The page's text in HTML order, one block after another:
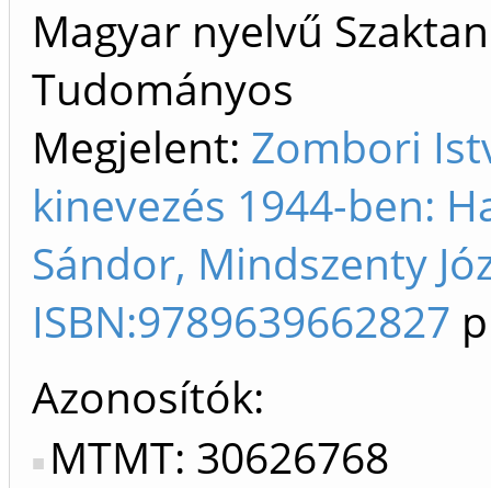
Magyar nyelvű
Tudományos
Megjelent: Zombori
kinevezés 1944-ben:
Sándor, Mindszenty
ISBN:9789639662827
Azonosítók
MTMT: 30626768